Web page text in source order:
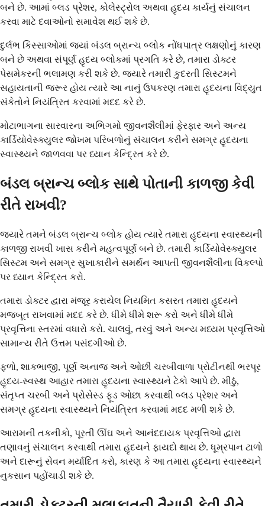
બને છે. આમાં બ્લડ પ્રેશર, કોલેસ્ટ્રોલ અથવા હૃદય કાર્યનું સંચાલન
કરવા માટે દવાઓનો સમાવેશ થઈ શકે છે.
દુર્લભ કિસ્સાઓમાં જ્યાં બંડલ બ્રાન્ચ બ્લોક નોંધપાત્ર લક્ષણોનું કારણ
બને છે અથવા સંપૂર્ણ હૃદય બ્લોકમાં પ્રગતિ કરે છે, તમારા ડોક્ટર
પેસમેકરની ભલામણ કરી શકે છે. જ્યારે તમારી કુદરતી સિસ્ટમને
સહાયતાની જરૂર હોય ત્યારે આ નાનું ઉપકરણ તમારા હૃદયના વિદ્યુત
સંકેતોને નિયંત્રિત કરવામાં મદદ કરે છે.
મોટાભાગના સારવારના અભિગમો જીવનશૈલીમાં ફેરફાર અને અન્ય
કાર્ડિયોવેસ્ક્યુલર જોખમ પરિબળોનું સંચાલન કરીને સમગ્ર હૃદયના
સ્વાસ્થ્યને જાળવવા પર ધ્યાન કેન્દ્રિત કરે છે.
બંડલ બ્રાન્ચ બ્લોક સાથે પોતાની કાળજી કેવી
રીતે રાખવી?
જ્યારે તમને બંડલ બ્રાન્ચ બ્લોક હોય ત્યારે તમારા હૃદયના સ્વાસ્થ્યની
કાળજી રાખવી ખાસ કરીને મહત્વપૂર્ણ બને છે. તમારી કાર્ડિયોવેસ્ક્યુલર
સિસ્ટમ અને સમગ્ર સુખાકારીને સમર્થન આપતી જીવનશૈલીના વિકલ્પો
પર ધ્યાન કેન્દ્રિત કરો.
તમારા ડોક્ટર દ્વારા મંજૂર કરાયેલ નિયમિત કસરત તમારા હૃદયને
મજબૂત રાખવામાં મદદ કરે છે. ધીમે ધીમે શરૂ કરો અને ધીમે ધીમે
પ્રવૃત્તિના સ્તરમાં વધારો કરો. ચાલવું, તરવું અને અન્ય મધ્યમ પ્રવૃત્તિઓ
સામાન્ય રીતે ઉત્તમ પસંદગીઓ છે.
ફળો, શાકભાજી, પૂર્ણ અનાજ અને ઓછી ચરબીવાળા પ્રોટીનથી ભરપૂર
હૃદય-સ્વસ્થ આહાર તમારા હૃદયના સ્વાસ્થ્યને ટેકો આપે છે. મીઠું,
સંતૃપ્ત ચરબી અને પ્રોસેસ્ડ ફૂડ ઓછા કરવાથી બ્લડ પ્રેશર અને
સમગ્ર હૃદયના સ્વાસ્થ્યને નિયંત્રિત કરવામાં મદદ મળી શકે છે.
આરામની તકનીકો, પૂરતી ઊંઘ અને આનંદદાયક પ્રવૃત્તિઓ દ્વારા
તણાવનું સંચાલન કરવાથી તમારા હૃદયને ફાયદો થાય છે. ધૂમ્રપાન ટાળો
અને દારૂનું સેવન મર્યાદિત કરો, કારણ કે આ તમારા હૃદયના સ્વાસ્થ્યને
નુકસાન પહોંચાડી શકે છે.